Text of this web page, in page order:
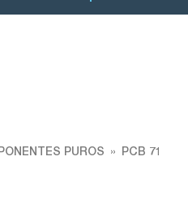
PUROS PCB 71